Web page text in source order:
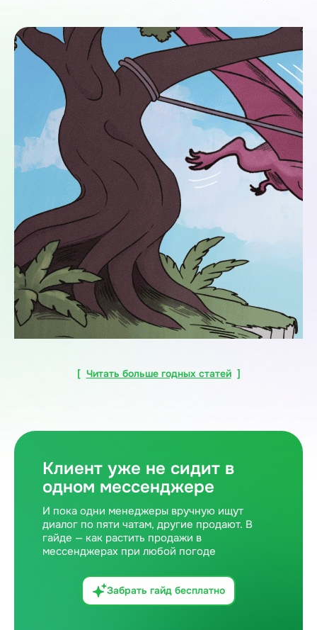
[ Читать больше годных статей]
Клиент уже не сидит в
одном мессенджере
И пока одни менеджеры вручную ищут
диалог по пяти чатам, другие продают. В
гайде — как растить продажи в
мессенджерах при любой погоде
Забрать гайд бесплатно